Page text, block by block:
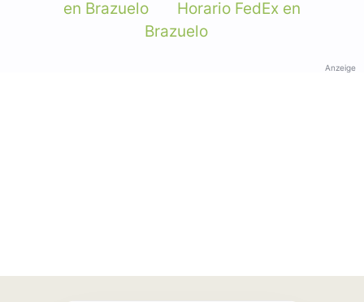
en Brazuelo
Horario FedEx en
Brazuelo
Anzeige